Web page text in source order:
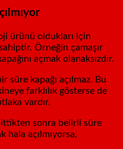
ürünü oldukları için
Örneğin çamaşır
açmak olanaksızdır.
süre kapağı açılmaz. Bu
farklılık gösterse de
vardır.
sonra belirli süre
hala açılmıyorsa,